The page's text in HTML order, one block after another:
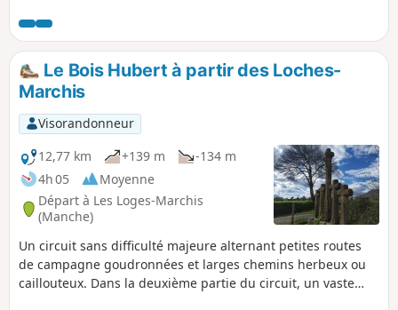
Le Bois Hubert à partir des Loches-
Marchis
Visorandonneur
12,77 km
+139 m
-134 m
4h 05
Moyenne
Départ à Les Loges-Marchis
(Manche)
Un circuit sans difficulté majeure alternant petites routes
de campagne goudronnées et larges chemins herbeux ou
caillouteux. Dans la deuxième partie du circuit, un vaste